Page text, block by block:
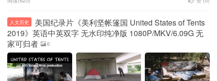
人文历史
美国纪录片《美利坚帐篷国 United States of Tents
2019》英语中英双字 无水印纯净版 1080P/MKV/6.09G 无
家可归者
6